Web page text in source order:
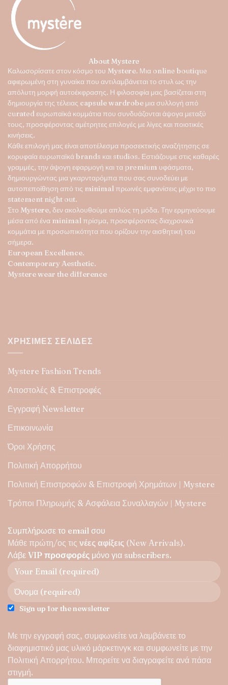
του
προϊόντος
About Mystere
Καλωσορίσατε στον κόσμο του Mystere. Μια online boutique
αφιερωμένη στη γυναίκα που αντιλαμβάνεται το στυλ ως την
απόλυτη μορφή αυτοέκφρασης. Η φιλοσοφία μας βασίζεται στη
δημιουργία της τέλειας capsule wardrobe μια συλλογή από
curated ευρωπαϊκά κομμάτια που συνδυάζονται άψογα μεταξύ
τους, προσφέροντας αμέτρητες επιλογές με λίγες και ποιοτικές
κινήσεις.
Κάθε επιλογή μας είναι αποτέλεσμα προσεκτικής αναζήτησης σε
κορυφαία ευρωπαϊκά brands και studios. Εστιάζουμε στις καθαρές
γραμμές, την άψογη εφαρμογή και τα premium υφάσματα,
δημιουργώντας μια γκαρνταρόμπα που σας συνοδεύει με
αυτοπεποίθηση από τις minimal πρωινές εμφανίσεις μέχρι το πιο
statement night out.
Στο Mystere, δεν ακολουθούμε απλώς τη μόδα. Την ερμηνεύουμε
μέσα από ένα minimal πρίσμα, προσφέροντας διαχρονικά
κομμάτια με προσωπικότητα που ορίζουν την αισθητική του
σήμερα.
European Excellence.
Contemporary Aesthetic.
Mystere wear the difference
ΧΡΉΣΙΜΕΣ ΣΕΛΊΔΕΣ
Mystere Fashion Trends
Αποστολές & Επιστροφές
Εγγραφή Newsletter
Επικοινωνία
Όροι Χρήσης
Πολιτική Απορρήτου
Πολιτική Επιστροφών & Επιστροφή Χρημάτων | Mystere
Τρόποι Πληρωμής & Ασφάλεια Συναλλαγών | Mystere
Συμπλήρωσε το email σου
Μάθε πρώτη/ος τις νέες αφίξεις (New Arrivals).
Λάβε VIP προσφορές μόνο για subscribers.
Sign up for the newsletter
Με την εγγραφή σας, συμφωνείτε να λαμβάνετε το
διαφημιστικό μας υλικό μάρκετινγκ και συμφωνείτε με την
Πολιτική Απορρήτου. Μπορείτε να διαγραφείτε ανά πάσα
στιγμή.